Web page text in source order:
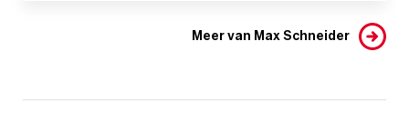
Meer van Max Schneider